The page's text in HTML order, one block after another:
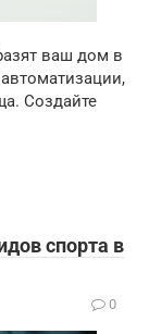
ваш дом в
Создайте
спорта в
0